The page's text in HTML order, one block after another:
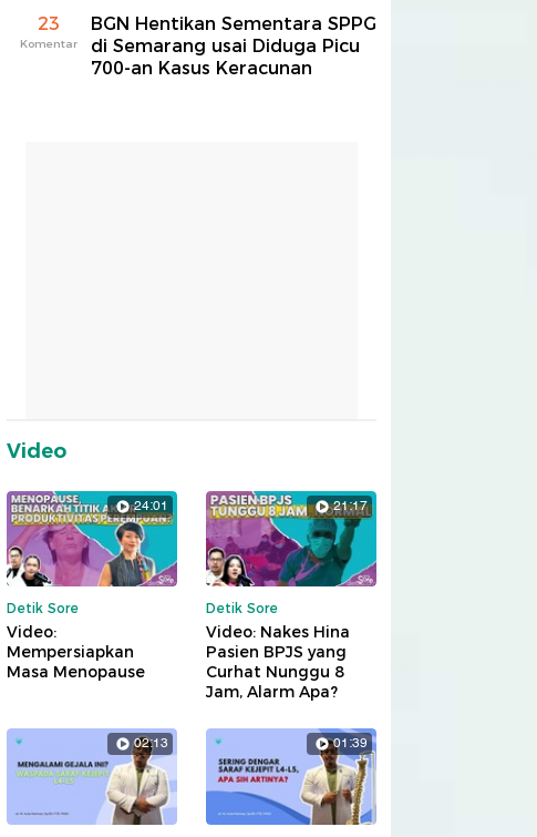
23
Komentar
BGN Hentikan Sementara SPPG
di Semarang usai Diduga Picu
700-an Kasus Keracunan
Video
24:01
Detik Sore
Video:
Mempersiapkan
Masa Menopause
21:17
Detik Sore
Video: Nakes Hina
Pasien BPJS yang
Curhat Nunggu 8
Jam, Alarm Apa?
02:13 01:39